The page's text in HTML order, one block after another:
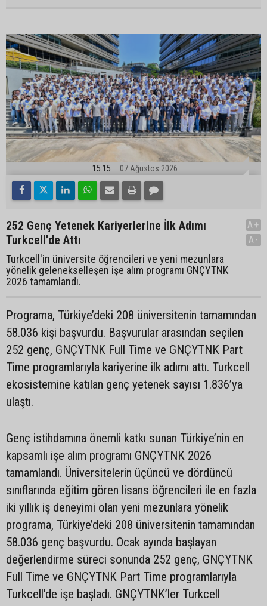
15:15 07 Ağustos 2026
252 Genç Yetenek Kariyerlerine İlk Adımı
Turkcell’de Attı
Turkcell'in üniversite öğrencileri ve yeni mezunlara
yönelik gelenekselleşen işe alım programı GNÇYTNK
2026 tamamlandı.
A+
A-
Programa, Türkiye’deki 208 üniversitenin tamamından
58.036 kişi başvurdu. Başvurular arasından seçilen
252 genç, GNÇYTNK Full Time ve GNÇYTNK Part
Time programlarıyla kariyerine ilk adımı attı. Turkcell
ekosistemine katılan genç yetenek sayısı 1.836’ya
ulaştı.
Genç istihdamına önemli katkı sunan Türkiye’nin en
kapsamlı işe alım programı GNÇYTNK 2026
tamamlandı. Üniversitelerin üçüncü ve dördüncü
sınıflarında eğitim gören lisans öğrencileri ile en fazla
iki yıllık iş deneyimi olan yeni mezunlara yönelik
programa, Türkiye’deki 208 üniversitenin tamamından
58.036 genç başvurdu. Ocak ayında başlayan
değerlendirme süreci sonunda 252 genç, GNÇYTNK
Full Time ve GNÇYTNK Part Time programlarıyla
Turkcell'de işe başladı. GNÇYTNK’ler Turkcell